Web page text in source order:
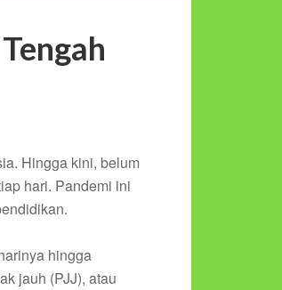
Hingga kini, belum
hari. Pandemi ini
hingga
jauh (PJJ), atau